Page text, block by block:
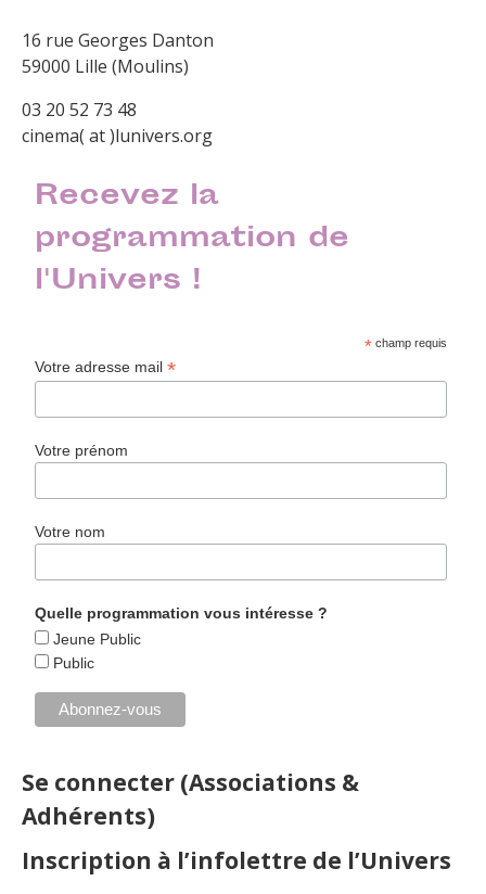
16 rue Georges Danton
59000 Lille (Moulins)
03 20 52 73 48
cinema( at )lunivers.org
Recevez la
programmation de
l'Univers !
* champ requis
Votre adresse mail*
Votre prénom
Votre nom
Quelle programmation vous intéresse ?
Jeune Public
Public
Se connecter (Associations &
Adhérents)
Inscription à l’infolettre de l’Univers